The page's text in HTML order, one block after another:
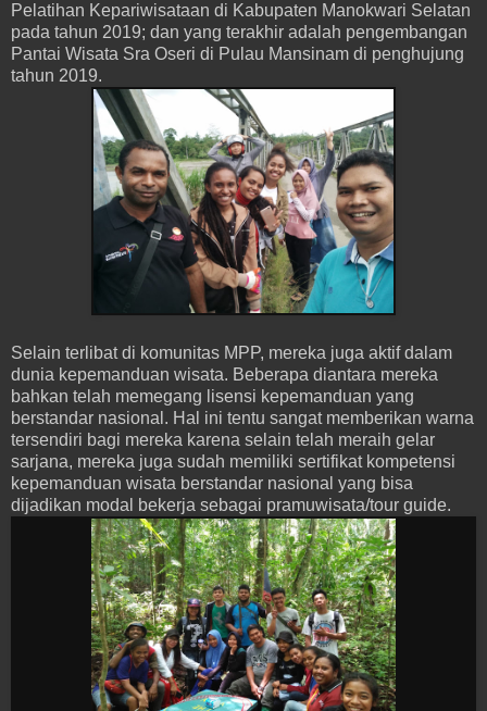
Pelatihan Kepariwisataan di Kabupaten Manokwari Selatan
pada tahun 2019; dan yang terakhir adalah pengembangan
Pantai Wisata Sra Oseri di Pulau Mansinam di penghujung
tahun 2019.
Selain terlibat di komunitas MPP, mereka juga aktif dalam
dunia kepemanduan wisata. Beberapa diantara mereka
bahkan telah memegang lisensi kepemanduan yang
berstandar nasional. Hal ini tentu sangat memberikan warna
tersendiri bagi mereka karena selain telah meraih gelar
sarjana, mereka juga sudah memiliki sertifikat kompetensi
kepemanduan wisata berstandar nasional yang bisa
dijadikan modal bekerja sebagai pramuwisata/tour guide.